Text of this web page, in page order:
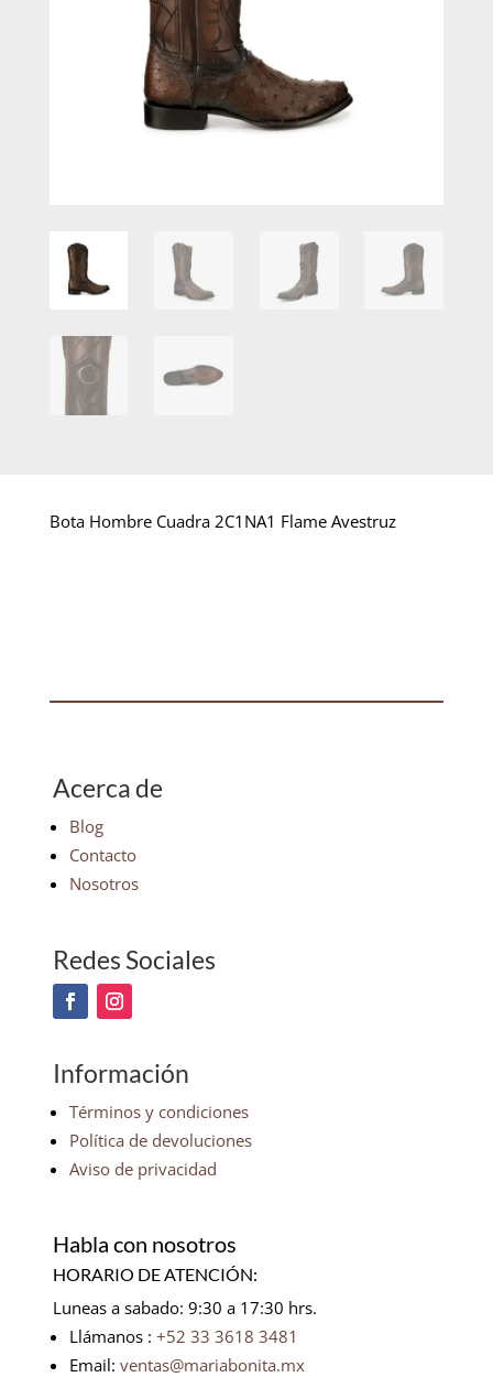
Bota Hombre Cuadra 2C1NA1 Flame Avestruz
Acerca de
Blog
Contacto
Nosotros
Redes Sociales
Información
Términos y condiciones
Política de devoluciones
Aviso de privacidad
Habla con nosotros
HORARIO DE ATENCIÓN:
Luneas a sabado: 9:30 a 17:30 hrs.
Llámanos : +52 33 3618 3481
Email: ventas@mariabonita.mx